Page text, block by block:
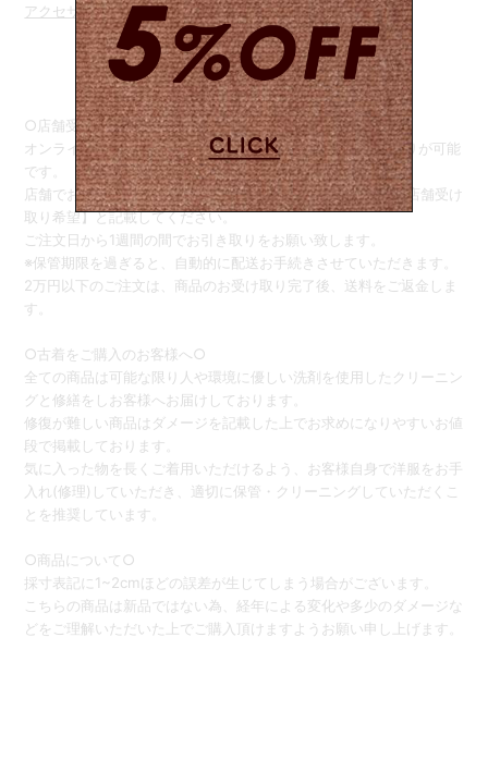
アクセサリー を見る
○店舗受け取りサービス○
オンラインストアでご注文後、商品をSister店舗でお受け取りが可能
です。
店舗でお引き取りをご希望の際は、ご注文画面の備考欄に【店舗受け
取り希望】と記載してください。
ご注文日から1週間の間でお引き取りをお願い致します。
※保管期限を過ぎると、自動的に配送お手続きさせていただきます。
2万円以下のご注文は、商品のお受け取り完了後、送料をご返金しま
す。
○古着をご購入のお客様へ○
全ての商品は可能な限り人や環境に優しい洗剤を使用したクリーニン
グと修繕をしお客様へお届けしております。
修復が難しい商品はダメージを記載した上でお求めになりやすいお値
段で掲載しております。
気に入った物を長くご着用いただけるよう、お客様自身で洋服をお手
入れ(修理)していただき、適切に保管・クリーニングしていただくこ
とを推奨しています。
○商品について○
採寸表記に1~2cmほどの誤差が生じてしまう場合がございます。
こちらの商品は新品ではない為、経年による変化や多少のダメージな
どをご理解いただいた上でご購入頂けますようお願い申し上げます。